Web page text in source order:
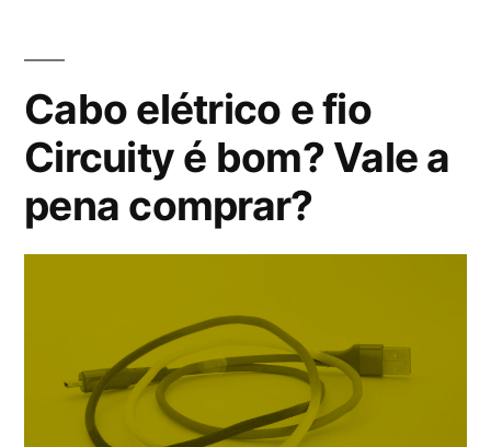
a
pena
comprar?”
Cabo elétrico e fio
Circuity é bom? Vale a
pena comprar?